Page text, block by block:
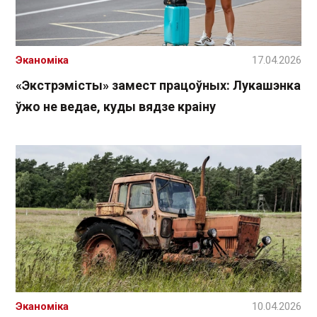
«Экстрэмісты» замест працоўных: Лукашэнка
ўжо не ведае, куды вядзе краіну
Эканоміка 17.04.2026
Эканоміка 10.04.2026